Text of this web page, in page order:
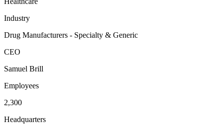
Industry
Drug Manufacturers - Specialty & Generic
CEO
Samuel Brill
Employees
2,300
Headquarters